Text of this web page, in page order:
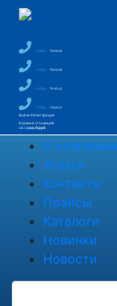
+7 (351) 796-66-88
+7 (351) 796-66-89
+7 (351) 791-85-43
+7 (351)
750-60-35
Войти Регистрация
Корзина0 позиций
на сумму0 руб.
О компании
Услуги
Контакты
Прайсы
Каталоги
Новинки
Новости